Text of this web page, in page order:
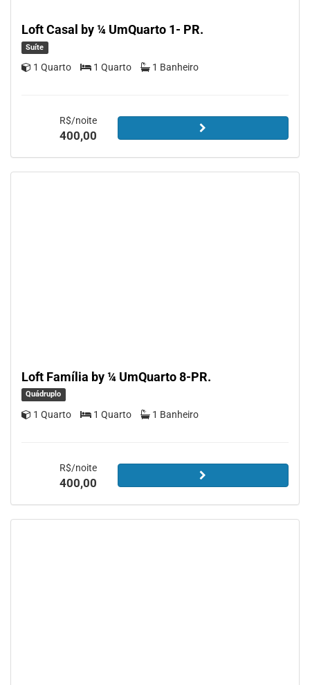
Loft Casal by ¼ UmQuarto 1- PR.
Suíte
1 Quarto 1 Quarto 1 Banheiro
R$/noite
400,00
Loft Família by ¼ UmQuarto 8-PR.
Quádruplo
1 Quarto 1 Quarto 1 Banheiro
R$/noite
400,00